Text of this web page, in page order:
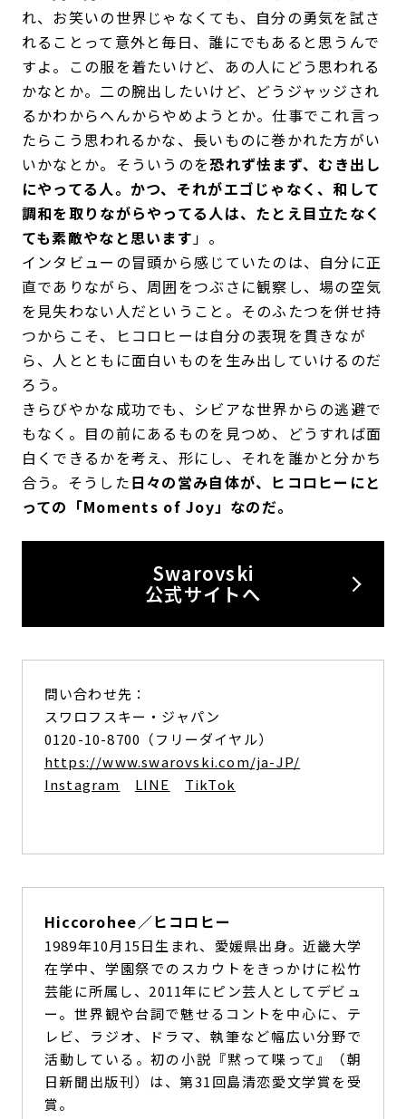
れ、お笑いの世界じゃなくても、自分の勇気を試さ
れることって意外と毎日、誰にでもあると思うんで
すよ。この服を着たいけど、あの人にどう思われる
かなとか。二の腕出したいけど、どうジャッジされ
るかわからへんからやめようとか。仕事でこれ言っ
たらこう思われるかな、長いものに巻かれた方がい
いかなとか。そういうのを恐れず怯まず、むき出し
にやってる人。かつ、それがエゴじゃなく、和して
調和を取りながらやってる人は、たとえ目立たなく
ても素敵やなと思います 」。
インタビューの冒頭から感じていたのは、自分に正
直でありながら、周囲をつぶさに観察し、場の空気
を見失わない人だということ。そのふたつを併せ持
つからこそ、ヒコロヒーは自分の表現を貫きなが
ら、人とともに面白いものを生み出していけるのだ
ろう。
きらびやかな成功でも、シビアな世界からの逃避で
もなく。目の前にあるものを見つめ、どうすれば面
白くできるかを考え、形にし、それを誰かと分かち
合う。そうした日々の営み自体が、ヒコロヒーにと
っての「Moments of Joy」なのだ。
Swarovski
公式サイトへ
問い合わせ先：
スワロフスキー・ジャパン
0120-10-8700（フリーダイヤル）
https://www.swarovski.com/ja-JP/
Instagram
LINE TikTok
Hiccorohee／ヒコロヒー
1989年10月15日生まれ、愛媛県出身。近畿大学
在学中、学園祭でのスカウトをきっかけに松竹
芸能に所属し、2011年にピン芸人としてデビュ
ー。世界観や台詞で魅せるコントを中心に、テ
レビ、ラジオ、ドラマ、執筆など幅広い分野で
活動している。初の小説『黙って喋って』（朝
日新聞出版刊）は、第31回島清恋愛文学賞を受
賞。